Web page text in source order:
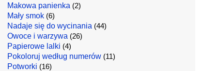
Makowa panienka (2)
Mały smok (6)
Nadaje się do wycinania (44)
Owoce i warzywa (26)
Papierowe lalki (4)
Pokoloruj według numerów (11)
Potworki (16)